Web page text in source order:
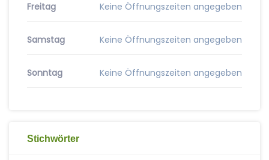
Freitag Keine Öffnungszeiten angegeben
Samstag Keine Öffnungszeiten angegeben
Sonntag Keine Öffnungszeiten angegeben
Stichwörter